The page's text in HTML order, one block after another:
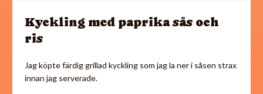
Kyckling med paprika sås och
ris
Jag köpte färdig grillad kyckling som jag la ner i såsen strax
innan jag serverade.